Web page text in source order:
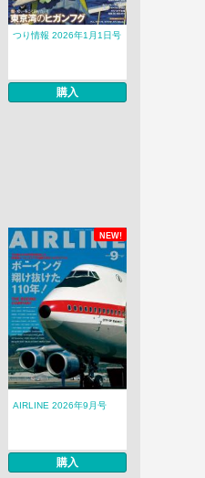
つり情報 2026年1月1日号
購入
NEW!
AIRLINE 2026年9月号
購入